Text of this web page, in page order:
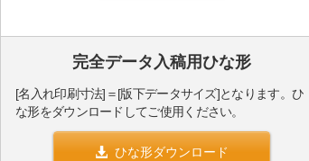
完全データ入稿用ひな形
[名入れ印刷寸法]＝[版下データサイズ]となります。ひ
な形をダウンロードしてご使用ください。
ひな形ダウンロード